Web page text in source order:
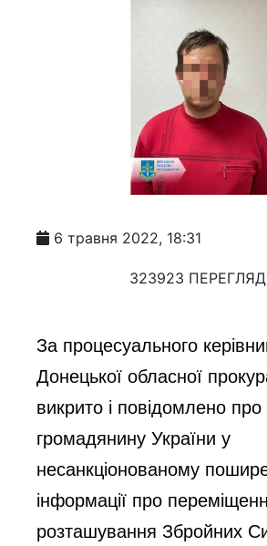
6 травня 2022, 18:31
323923
За процесуального
Донецької обласної
викрито і повідомлено про
громадянину України у
несанкціонованому
інформації про
розташування Збройних